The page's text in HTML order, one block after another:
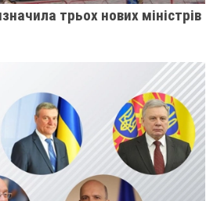
трьох нових міністрів